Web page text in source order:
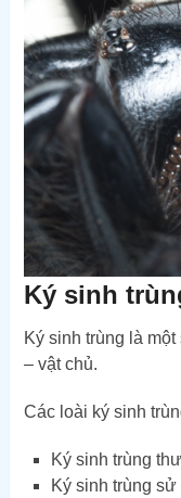
Ký sinh
Ký sinh trùng là
– vật chủ.
Các loài ký sinh
Ký sinh trùng
Ký sinh trùng